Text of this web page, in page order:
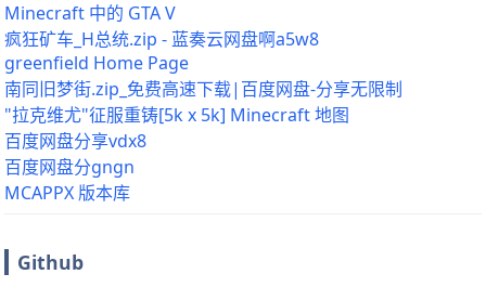
Minecraft 中的 GTA V
疯狂矿车_H总统.zip - 蓝奏云网盘啊a5w8
greenfield Home Page
南同旧梦街.zip_免费高速下载|百度网盘-分享无限制
"拉克维尤"征服重铸[5k x 5k] Minecraft 地图
百度网盘分享vdx8
百度网盘分gngn
MCAPPX 版本库
Github